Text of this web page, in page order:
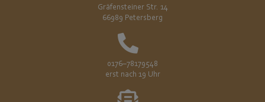
Gräfensteiner Str. 14
66989 Petersberg
0176–78179548
erst nach 19 Uhr